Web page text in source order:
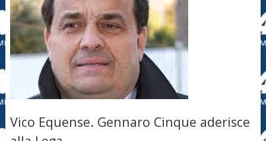
Vico Equense. Gennaro Cinque aderisce